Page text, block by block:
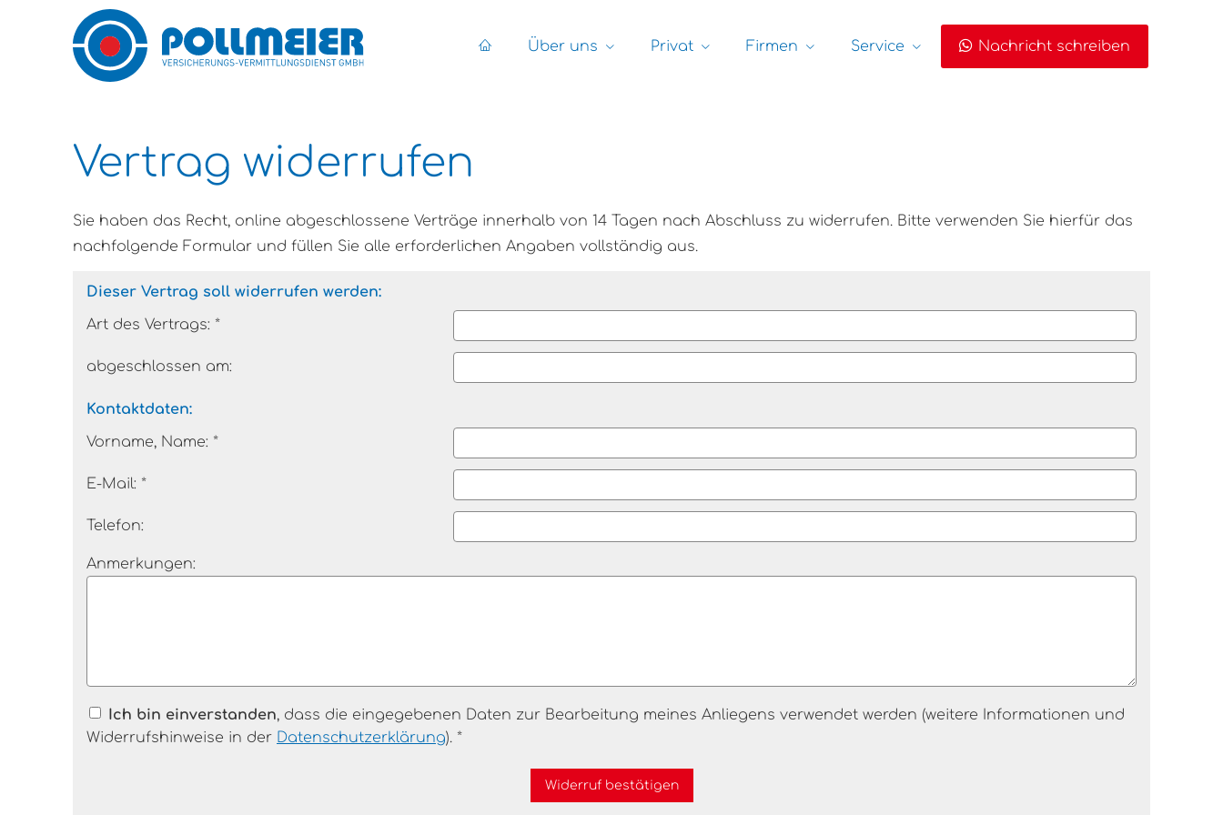
Über uns Privat Firmen Service Nachricht schreiben
Vertrag widerrufen
Sie haben das Recht, online abgeschlossene Verträge innerhalb von 14 Tagen nach Abschluss zu widerrufen. Bitte verwenden Sie hierfür das
nachfolgende Formular und füllen Sie alle erforderlichen Angaben vollständig aus.
Dieser Vertrag soll widerrufen werden:
Art des Vertrags: *
abgeschlossen am:
Kontaktdaten:
Vorname, Name: *
E-Mail: *
Telefon:
Anmerkungen:
Ich bin einverstanden, dass die eingegebenen Daten zur Bearbeitung meines Anliegens verwendet werden (weitere Informationen und
Widerrufshinweise in der Datenschutzerklärung). *
Widerruf bestätigen